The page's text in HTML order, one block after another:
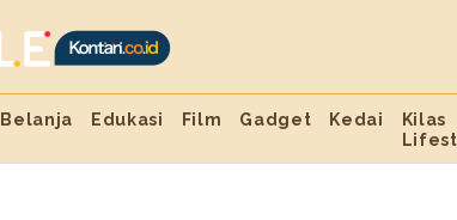
Belanja Edukasi Film Gadget Kedai
Kilas